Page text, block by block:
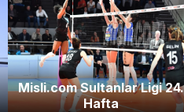
Misli.com Sultanlar Ligi 24.
Hafta